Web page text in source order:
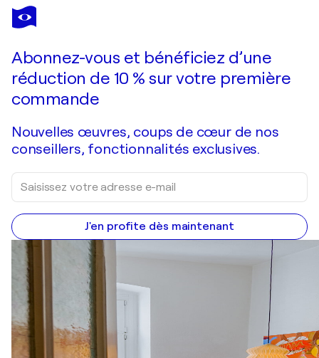
ROGERM
Ces Silences qui éclatent...Vous avez adoré cette oeuvre mais elle est vendue ?
Abonnez-vous et bénéficiez d’une
réduction de 10 % sur votre première
commande
Nouvelles œuvres, coups de cœur de nos
conseillers, fonctionnalités exclusives.
J'en profite dès maintenant